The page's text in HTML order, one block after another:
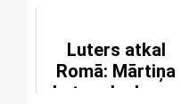
Luters atkal
Romā: Mārtiņa
Lutera laukums